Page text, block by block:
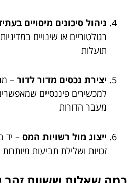
ניהול סיכונים מיסויים
רגולטוריים או שינויים
תועלות
יצירת נכסים מדור לדור –
למכשירים פיננסיים
מעבר הדורות
ייצוג מול רשויות המס – יד
זכויות ושלילת תביעות מיותרות